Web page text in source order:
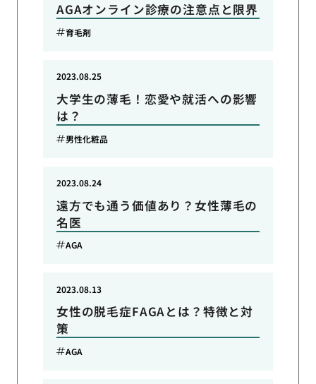
AGAオンライン診療の注意点と限界
育毛剤
大学生の薄毛！恋愛や就活への影響
は？
2023.08.25
男性化粧品
遠方でも通う価値あり？女性薄毛の
名医
2023.08.24
AGA
女性の脱毛症FAGAとは？特徴と対
策
2023.08.13
AGA